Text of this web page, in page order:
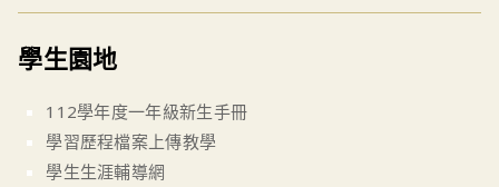
學生園地
112學年度一年級新生手冊
學習歷程檔案上傳教學
學生生涯輔導網